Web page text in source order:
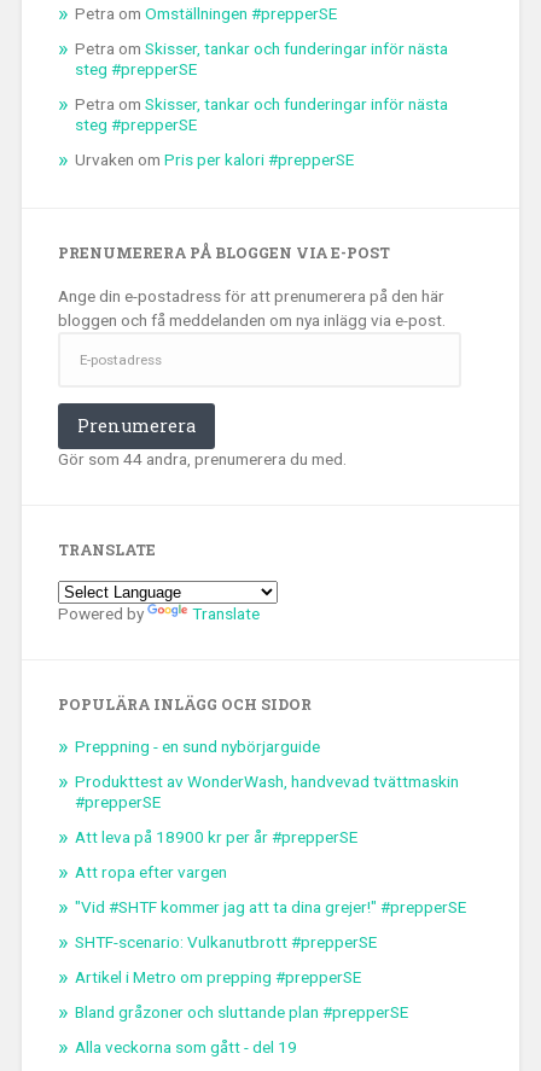
Petra om Omställningen #prepperSE
Petra om Skisser, tankar och funderingar inför nästa
steg #prepperSE
Petra om Skisser, tankar och funderingar inför nästa
steg #prepperSE
Urvaken om Pris per kalori #prepperSE
PRENUMERERA PÅ BLOGGEN VIA E-POST
Ange din e-postadress för att prenumerera på den här
bloggen och få meddelanden om nya inlägg via e-post.
postadress
Prenumerera
Gör som 44 andra, prenumerera du med.
TRANSLATE
Powered by Translate
POPULÄRA INLÄGG OCH SIDOR
Preppning - en sund nybörjarguide
Produkttest av WonderWash, handvevad tvättmaskin
#prepperSE
Att leva på 18900 kr per år #prepperSE
Att ropa efter vargen
"Vid #SHTF kommer jag att ta dina grejer!" #prepperSE
SHTF-scenario: Vulkanutbrott #prepperSE
Artikel i Metro om prepping #prepperSE
Bland gråzoner och sluttande plan #prepperSE
Alla veckorna som gått - del 19